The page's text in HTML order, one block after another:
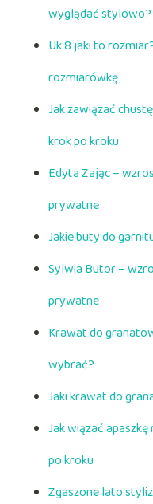
wyglądać stylowo?
Uk 8 jaki to
rozmiarówkę
Jak zawiązać
krok po kroku
Edyta Zając –
prywatne
Jakie buty do
Sylwia Butor –
prywatne
Krawat do
wybrać?
Jaki krawat do
Jak wiązać
po kroku
Zgaszone lato